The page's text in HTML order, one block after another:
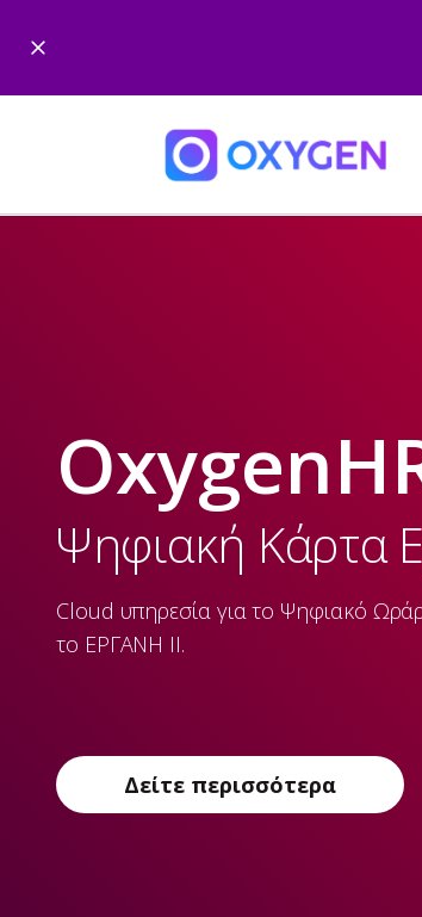
Ψηφιακή Κάρτα
Cloud υπηρεσία για το Ψηφιακό
το ΕΡΓΑΝΗ ΙΙ.
Δείτε περισσότερα